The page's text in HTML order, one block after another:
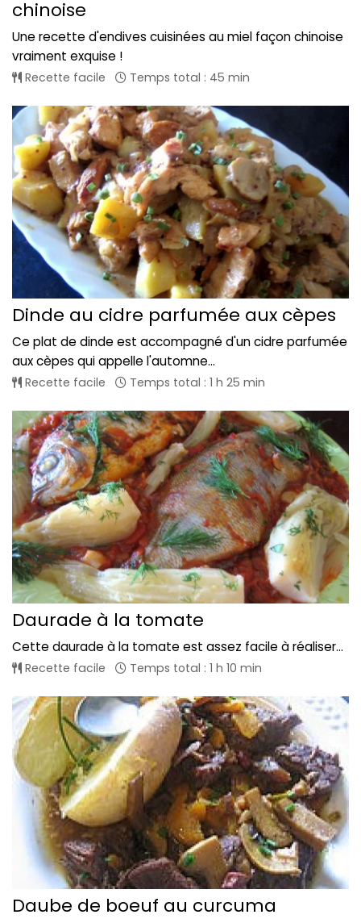
chinoise
Une recette d'endives cuisinées au miel façon chinoise
vraiment exquise !
Recette facile Temps total : 45 min
Dinde au cidre parfumée aux cèpes
Ce plat de dinde est accompagné d'un cidre parfumée
aux cèpes qui appelle l'automne...
Recette facile Temps total : 1 h 25 min
Daurade à la tomate
Cette daurade à la tomate est assez facile à réaliser...
Recette facile Temps total : 1 h 10 min
Daube de boeuf au curcuma